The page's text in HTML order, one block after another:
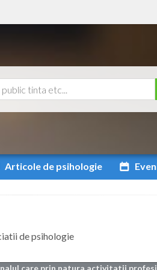
Articole de psihologie
de psihologie
care prin natura activitatii